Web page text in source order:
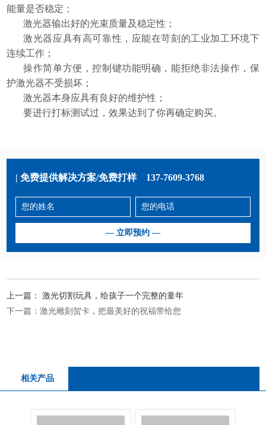
能量是否稳定；
激光器输出好的光束质量及稳定性；
激光器应具有高可靠性，应能在苛刻的工业加工环境下
连续工作；
操作简单方便，控制键功能明确，能拒绝非法操作，保
护激光器不受损坏；
激光器本身应具有良好的维护性；
要进行打标测试过，效果达到了你再确定购买。
| 免费提供解决方案/免费打样 137-7609-3768
上一篇：激光切割玩具，给孩子一个完整的童年
下一篇：激光雕刻贺卡，把最美好的祝福带给您
相关产品